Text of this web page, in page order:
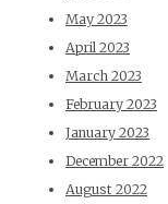
May 2023
April 2023
March 2023
February 2023
January 2023
December 2022
August 2022